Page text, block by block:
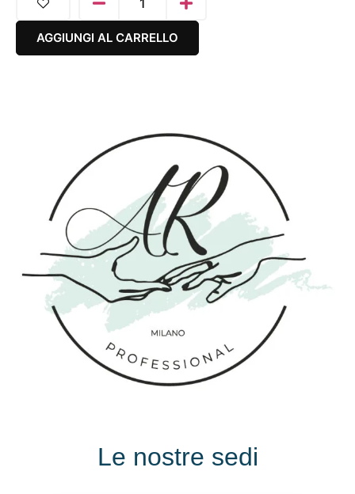
AGGIUNGI AL CARRELLO
Le nostre sedi